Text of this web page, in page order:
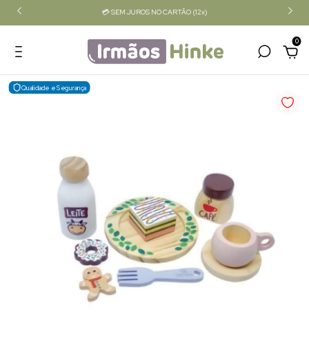
💳 SEM JUROS NO CARTÃO (12x)
0
Qualidade e Segurança